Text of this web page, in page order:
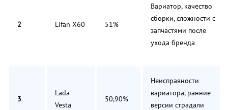
2 Lifan X60 51%
Вариатор, качество
сборки, сложности с
запчастями после
ухода бренда
3
Lada
Vesta
50,90%
Неисправности
вариатора, ранние
версии страдали